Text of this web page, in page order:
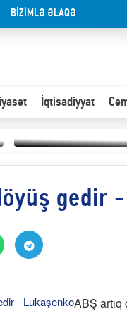
BİZİMLƏ ƏLAQƏ
İqtisadiyyat
Olduğu kimi görünən
gedir
ABŞ